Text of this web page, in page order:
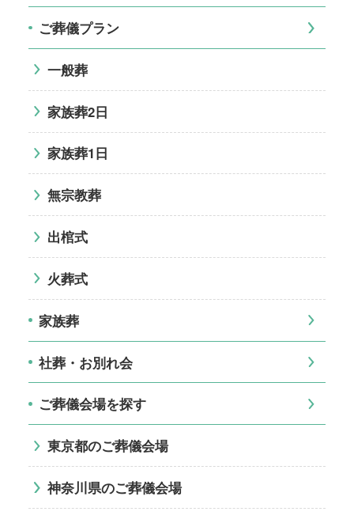
ご葬儀プラン
一般葬
家族葬2日
家族葬1日
無宗教葬
出棺式
火葬式
家族葬
社葬・お別れ会
ご葬儀会場を探す
東京都のご葬儀会場
神奈川県のご葬儀会場